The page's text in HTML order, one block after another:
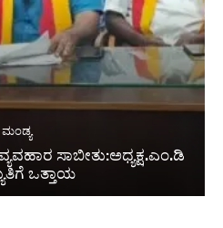
ಮಂಡ್ಯ
ಸಾಬೀತು:ಅಧ್ಯಕ್ಷ.ಎಂ.ಡಿ
ಒತ್ತಾಯ